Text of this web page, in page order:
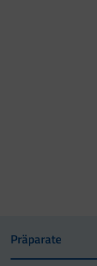
Präparate